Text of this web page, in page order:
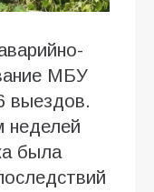
МБУ
выездов.
неделей
была